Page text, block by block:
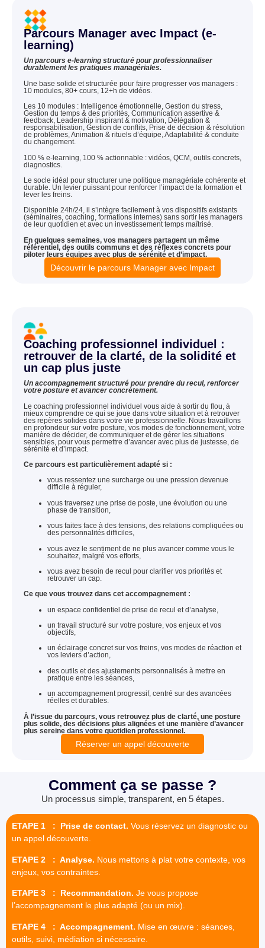
Parcours Manager avec Impact (e-
learning)
Un parcours e-learning structuré pour professionnaliser
durablement les pratiques managériales.
Une base solide et structurée pour faire progresser vos managers :
10 modules, 80+ cours, 12+h de vidéos.
Les 10 modules : Intelligence émotionnelle, Gestion du stress,
Gestion du temps & des priorités, Communication assertive &
feedback, Leadership inspirant & motivation, Délégation &
responsabilisation, Gestion de conflits, Prise de décision & résolution
de problèmes, Animation & rituels d’équipe, Adaptabilité & conduite
du changement.
100 % e-learning, 100 % actionnable : vidéos, QCM, outils concrets,
diagnostics.
Le socle idéal pour structurer une politique managériale cohérente et
durable. Un levier puissant pour renforcer l’impact de la formation et
lever les freins.
Disponible 24h/24, il s’intègre facilement à vos dispositifs existants
(séminaires, coaching, formations internes) sans sortir les managers
de leur quotidien et avec un investissement temps maîtrisé.
En quelques semaines, vos managers partagent un même
référentiel, des outils communs et des réflexes concrets pour
piloter leurs équipes avec plus de sérénité et d’impact.
Découvrir le parcours Manager avec Impact
Coaching professionnel individuel :
retrouver de la clarté, de la solidité et
un cap plus juste
Un accompagnement structuré pour prendre du recul, renforcer
votre posture et avancer concrètement.
Le coaching professionnel individuel vous aide à sortir du flou, à
mieux comprendre ce qui se joue dans votre situation et à retrouver
des repères solides dans votre vie professionnelle. Nous travaillons
en profondeur sur votre posture, vos modes de fonctionnement, votre
manière de décider, de communiquer et de gérer les situations
sensibles, pour vous permettre d’avancer avec plus de justesse, de
sérénité et d’impact.
Ce parcours est particulièrement adapté si :
vous ressentez une surcharge ou une pression devenue
difficile à réguler,
vous traversez une prise de poste, une évolution ou une
phase de transition,
vous faites face à des tensions, des relations compliquées ou
des personnalités difficiles,
vous avez le sentiment de ne plus avancer comme vous le
souhaitez, malgré vos efforts,
vous avez besoin de recul pour clarifier vos priorités et
retrouver un cap.
Ce que vous trouvez dans cet accompagnement :
un espace confidentiel de prise de recul et d’analyse,
un travail structuré sur votre posture, vos enjeux et vos
objectifs,
un éclairage concret sur vos freins, vos modes de réaction et
vos leviers d’action,
des outils et des ajustements personnalisés à mettre en
pratique entre les séances,
un accompagnement progressif, centré sur des avancées
réelles et durables.
À l’issue du parcours, vous retrouvez plus de clarté, une posture
plus solide, des décisions plus alignées et une manière d’avancer
plus sereine dans votre quotidien professionnel.
Réserver un appel découverte
Comment ça se passe ?
Un processus simple, transparent, en 5 étapes.
ETAPE 1 : Prise de contact. Vous réservez un diagnostic ou
un appel découverte.
ETAPE 2 : Analyse. Nous mettons à plat votre contexte, vos
enjeux, vos contraintes.
ETAPE 3 : Recommandation. Je vous propose
l’accompagnement le plus adapté (ou un mix).
ETAPE 4 : Accompagnement. Mise en œuvre : séances,
outils, suivi, médiation si nécessaire.